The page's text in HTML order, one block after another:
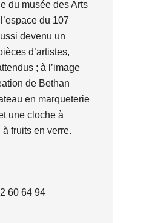
du musée des Arts
du 107
devenu un
d’artistes,
; à l’image
de Bethan
en marqueterie
une cloche à
fruits en verre.
60 64 94